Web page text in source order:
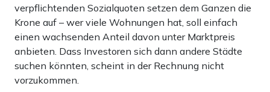
verpflichtenden Sozialquoten setzen dem Ganzen die
Krone auf – wer viele Wohnungen hat, soll einfach
einen wachsenden Anteil davon unter Marktpreis
anbieten. Dass Investoren sich dann andere Städte
suchen könnten, scheint in der Rechnung nicht
vorzukommen.